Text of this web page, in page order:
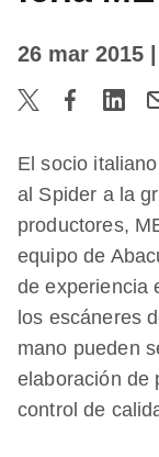
26 mar 2015
El socio
al Spider a la
productores,
equipo de
de experiencia
los escáneres
mano pueden
elaboración de
control de